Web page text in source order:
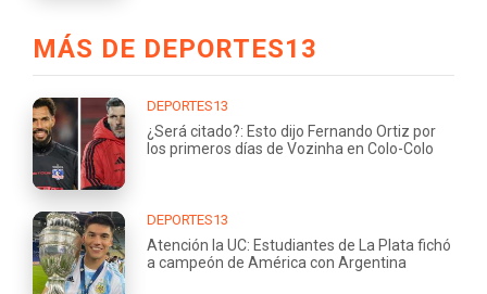
MÁS DE DEPORTES13
DEPORTES13
¿Será citado?: Esto dijo Fernando Ortiz por
los primeros días de Vozinha en Colo-Colo
DEPORTES13
Atención la UC: Estudiantes de La Plata fichó
a campeón de América con Argentina